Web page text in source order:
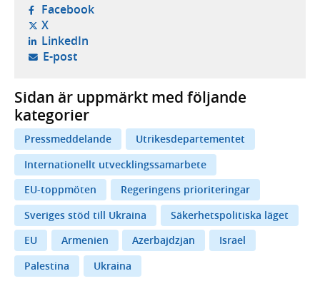
Facebook- öppnas i ny flik, extern webbplats,
X- öppnas i ny flik, extern webbplats,
LinkedIn- öppnas i ny flik, extern webbplats,
E-post- öppnar din e-postklient,
Sidan är uppmärkt med följande
kategorier
Pressmeddelande
Utrikesdepartementet
Internationellt utvecklingssamarbete
EU-toppmöten
Regeringens prioriteringar
Sveriges stöd till Ukraina
Säkerhetspolitiska läget
EU
Armenien Azerbajdzjan
Israel
Palestina
Ukraina